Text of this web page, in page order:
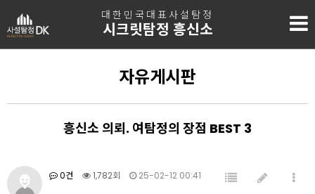
대한민국대표사설탐정
시크릿탐정 흥신소
자유게시판
흥신소 의뢰. 여탐정의 장점 BEST 3
0건 1,782회 25-02-12 00:41